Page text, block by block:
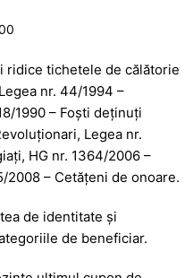
ridice tichetele de călătorie
nr. 44/1994 –
1990 – Foști deținuți
Legea nr.
HG nr. 1364/2006 –
2008 – Cetățeni de onoare.
de identitate și
de beneficiar.